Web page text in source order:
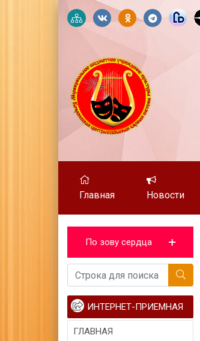
Главная Новости
По зову сердца
ИНТЕРНЕТ-ПРИЕМНАЯ
ГЛАВНАЯ